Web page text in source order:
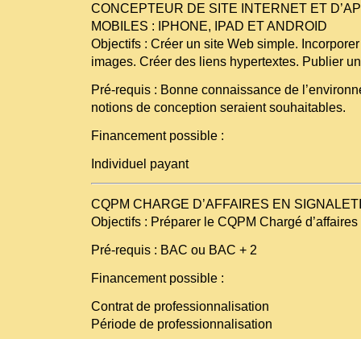
CONCEPTEUR DE SITE INTERNET ET
MOBILES : IPHONE, IPAD ET ANDROID
Objectifs : Créer un site Web simple.
images. Créer des liens hypertextes. Publier
Pré-requis : Bonne connaissance de
notions de conception seraient souhaitables.
Financement possible :
Individuel payant
CQPM CHARGE D’AFFAIRES EN
Objectifs : Préparer le CQPM Chargé
Pré-requis : BAC ou BAC + 2
Financement possible :
Contrat de professionnalisation
Période de professionnalisation